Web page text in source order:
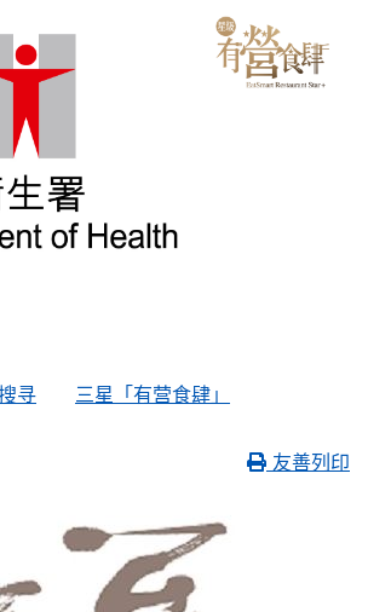
寻 三星「有营食肆」
友善列印